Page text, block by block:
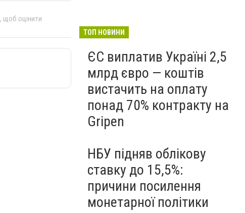
, щоб оцінити
ТОП НОВИНИ
ЄС виплатив Україні 2,5
млрд євро — коштів
вистачить на оплату
понад 70% контракту на
Gripen
НБУ підняв облікову
ставку до 15,5%:
причини посилення
монетарної політики